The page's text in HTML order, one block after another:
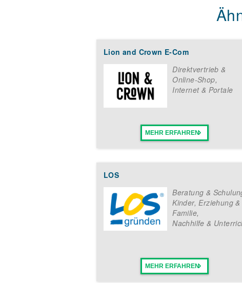
Lion and Crown E-Com
Direktvertrieb &
Online-Shop,
Internet & Portale
MEHR ERFAHREN
LOS
Beratung &
Kinder, Erziehung &
Familie,
Nachhilfe &
MEHR ERFAHREN